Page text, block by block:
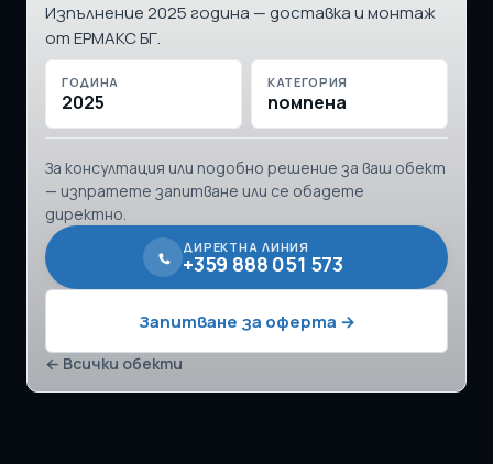
Изпълнение 2025 година — доставка и монтаж
от ЕРМАКС БГ.
ГОДИНА
2025
КАТЕГОРИЯ
помпена
За консултация или подобно решение за ваш обект
— изпратете запитване или се обадете
директно.
ДИРЕКТНА ЛИНИЯ
+359 888 051 573
Запитване за оферта →
← Всички обекти